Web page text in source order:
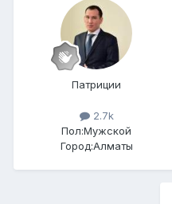
Патриции
2.7k
Пол:Мужской
Город:Алматы